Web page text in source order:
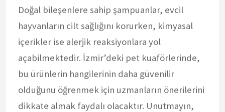
Doğal bileşenlere sahip şampuanlar, evcil
hayvanların cilt sağlığını korurken, kimyasal
içerikler ise alerjik reaksiyonlara yol
açabilmektedir. İzmir’deki pet kuaförlerinde,
bu ürünlerin hangilerinin daha güvenilir
olduğunu öğrenmek için uzmanların önerilerini
dikkate almak faydalı olacaktır. Unutmayın,